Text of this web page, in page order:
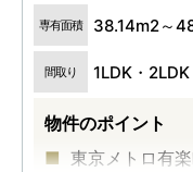
専有面積 38.14m2～
間取り 1LDK・2LDK
物件のポイント
東京メトロ有